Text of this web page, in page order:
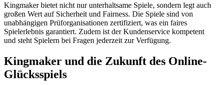
Kingmaker bietet nicht nur unterhaltsame Spiele, sondern legt auch
großen Wert auf Sicherheit und Fairness. Die Spiele sind von
unabhängigen Prüforganisationen zertifiziert, was ein faires
Spielerlebnis garantiert. Zudem ist der Kundenservice kompetent
und steht Spielern bei Fragen jederzeit zur Verfügung.
Kingmaker und die Zukunft des Online-
Glücksspiels